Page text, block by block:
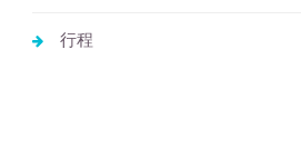
行程